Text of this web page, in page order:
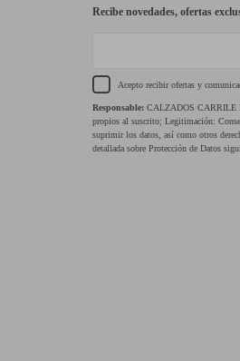
Recibe novedades, ofertas
Acepto recibir ofertas y
Responsable: CALZADOS CARRILE
propios al suscrito; Legitimación:
suprimir los datos, así como otros
detallada sobre Protección de Datos